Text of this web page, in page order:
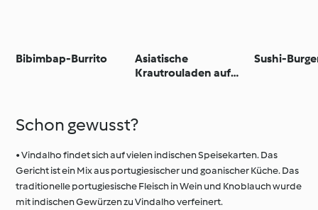
Bibimbap-Burrito
Asiatische
Krautrouladen auf
Sushi-
Schon gewusst?
• Vindalho findet sich auf vielen indischen Speisekarten. Das
Gericht ist ein Mix aus portugiesischer und goanischer Küche. Das
traditionelle portugiesische Fleisch in Wein und Knoblauch wurde
mit indischen Gewürzen zu Vindalho verfeinert.